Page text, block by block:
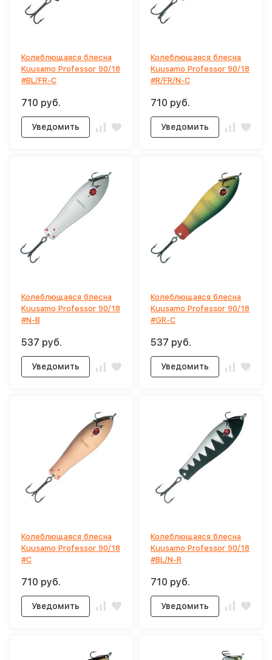
Колеблющаяся блесна
Kuusamo Professor 90/18
#BL/FR-C
710 руб.
Уведомить
Колеблющаяся блесна
Kuusamo Professor 90/18
#R/FR/N-C
710 руб.
Уведомить
Колеблющаяся блесна
Kuusamo Professor 90/18
#N-B
537 руб.
Уведомить
Колеблющаяся блесна
Kuusamo Professor 90/18
#GR-C
537 руб.
Уведомить
Колеблющаяся блесна
Kuusamo Professor 90/18
#C
710 руб.
Уведомить
Колеблющаяся блесна
Kuusamo Professor 90/18
#BL/N-R
710 руб.
Уведомить